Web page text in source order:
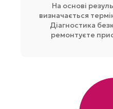
На основі
визначається
Діагностика
ремонтуєте